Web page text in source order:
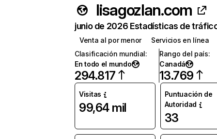
lisagozlan.com
junio de 2026 Estadísticas de
Venta al por menor
Servicios en línea
Clasificación mundial:
En todo el mundo
294.817
Rango del país:
Canadá
13.769
Visitas
99,64 mil
Puntuación de
Autoridad
33